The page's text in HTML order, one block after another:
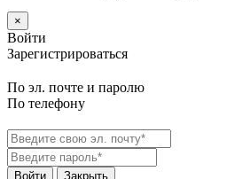
×
Войти
Зарегистрироваться
По эл. почте и паролю
По телефону
Войти Закрыть